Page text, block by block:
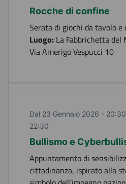
Rocche di confine
Serata di giochi da tavolo e
Luogo: La Fabbrichetta del
Via Amerigo Vespucci 10
Dal 23 Gennaio 2026 -
22:30
Bullismo e
Appuntamento di
cittadinanza, ispirato alla